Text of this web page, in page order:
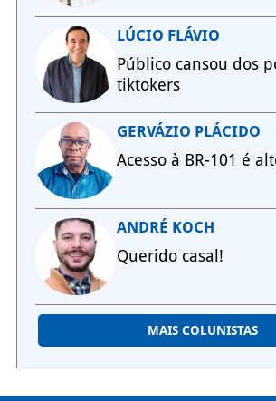
LÚCIO FLÁVIO
Público cansou dos
tiktokers
GERVÁZIO PLÁCIDO
Acesso à BR-101 é
ANDRÉ KOCH
Querido casal!
MAIS COLUNISTAS